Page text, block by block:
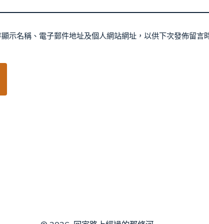
示名稱、電子郵件地址及個人網站網址，以供下次發佈留言